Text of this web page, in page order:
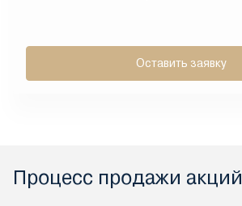
Оставить заявку
Процесс продажи акций